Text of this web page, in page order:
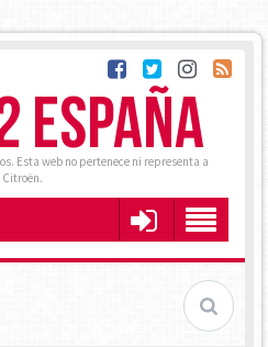
ESPAÑA
Esta web no pertenece ni representa a
Citroën.